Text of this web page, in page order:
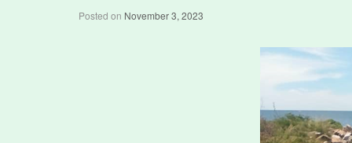
Posted on November 3, 2023